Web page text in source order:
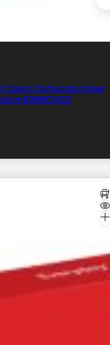
Ciano Cartuccia toner
6368C002